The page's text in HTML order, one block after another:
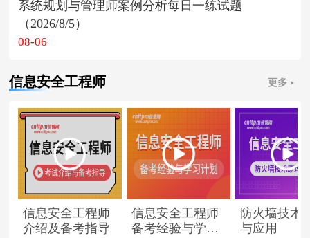
系统规划与管理师案例分析每日一练试题
（2026/8/5）
08-06
信息安全工程师 更多
信息安全工程师
介绍及备考指导
信息安全工程师
备考经验与学习
防火墙技术
与应用